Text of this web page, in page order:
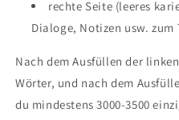
rechte Seite (leeres
Dialoge, Notizen usw. zum
Nach dem Ausfüllen der
Wörter, und nach dem
du mindestens 3000-3500